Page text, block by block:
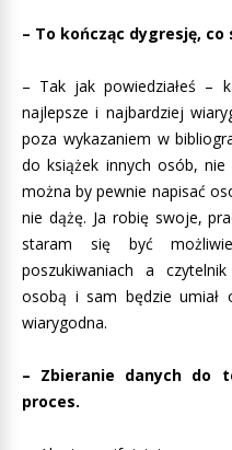
– To kończąc dygresję,
– Tak jak powiedziałeś –
najlepsze i najbardziej
poza wykazaniem w
do książek innych osób,
można by pewnie napisać
nie dążę. Ja robię swoje,
staram się być
poszukiwaniach a
osobą i sam będzie umiał
wiarygodna.
– Zbieranie danych do
proces.